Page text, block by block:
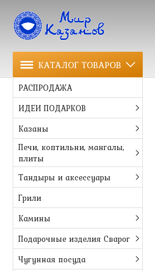
КАТАЛОГ ТОВАРОВ
РАСПРОДАЖА
ИДЕИ ПОДАРКОВ
Казаны
Печи, коптильни, мангалы,
плиты
Тандыры и аксессуары
Грили
Камины
Подарочные изделия Сварог
Чугунная посуда